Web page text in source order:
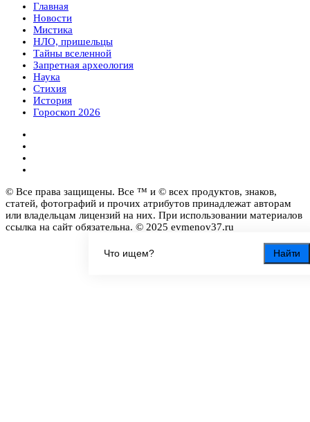
Найти
Главная
Новости
Мистика
НЛО, пришельцы
Тайны вселенной
Запретная археология
Наука
Стихия
История
Гороскоп 2026
© Все права защищены. Все ™ и © всех продуктов, знаков,
статей, фотографий и прочих атрибутов принадлежат авторам
или владельцам лицензий на них. При использовании материалов
ссылка на сайт обязательна. © 2025 evmenov37.ru